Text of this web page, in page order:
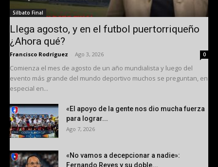
Silbato Final
Llega agosto, y en el futbol puertorriqueño
¿Ahora qué?
Francisco Rodríguez Ago 3, 2026 0
Comienza el mes de agosto de un año mundialista y luego del
evento más grande del mundo deportivo muchos se preguntan, en
especial en...
«El apoyo de la gente nos dio mucha fuerza
para lograr...
Ago 7, 2026
«No vamos a decepcionar a nadie»:
Fernando Reyes y su doble...